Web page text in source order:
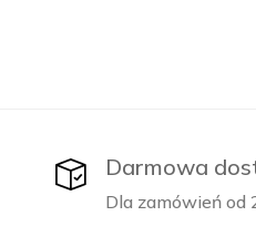
Darmowa
Dla zamówień od